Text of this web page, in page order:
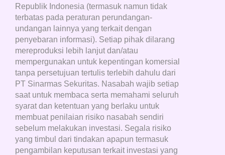
Republik Indonesia (termasuk namun tidak
terbatas pada peraturan perundangan-
undangan lainnya yang terkait dengan
penyebaran informasi). Setiap pihak dilarang
mereproduksi lebih lanjut dan/atau
mempergunakan untuk kepentingan komersial
tanpa persetujuan tertulis terlebih dahulu dari
PT Sinarmas Sekuritas. Nasabah wajib setiap
saat untuk membaca serta memahami seluruh
syarat dan ketentuan yang berlaku untuk
membuat penilaian risiko nasabah sendiri
sebelum melakukan investasi. Segala risiko
yang timbul dari tindakan apapun termasuk
pengambilan keputusan terkait investasi yang